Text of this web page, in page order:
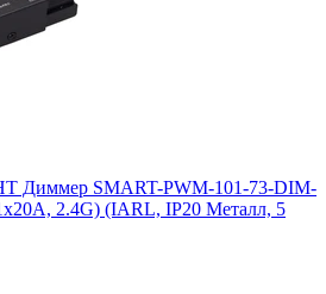
Диммер SMART-PWM-101-73-DIM-
2.4G) (IARL, IP20 Металл, 5